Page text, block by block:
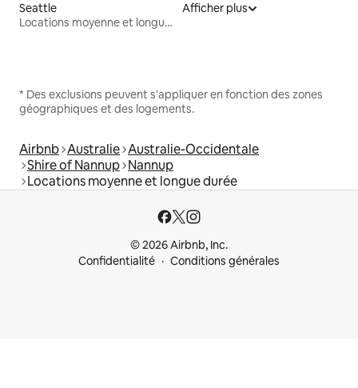
Seattle
Locations moyenne et longue durée
Afficher plus
* Des exclusions peuvent s'appliquer en fonction des zones
géographiques et des logements.
Airbnb Australie Australie-Occidentale
Shire of Nannup Nannup
Locations moyenne et longue durée
© 2026 Airbnb, Inc.
Confidentialité
Conditions générales